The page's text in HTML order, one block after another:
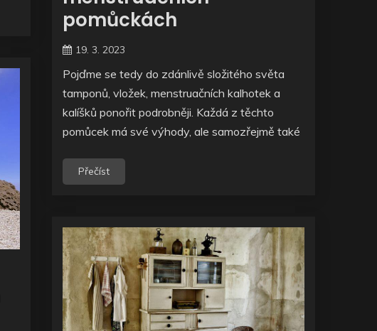
pomůckách
19. 3. 2023
Pojďme se tedy do zdánlivě složitého světa
tamponů, vložek, menstruačních kalhotek a
kalíšků ponořit podrobněji. Každá z těchto
pomůcek má své výhody, ale samozřejmě také
Přečíst